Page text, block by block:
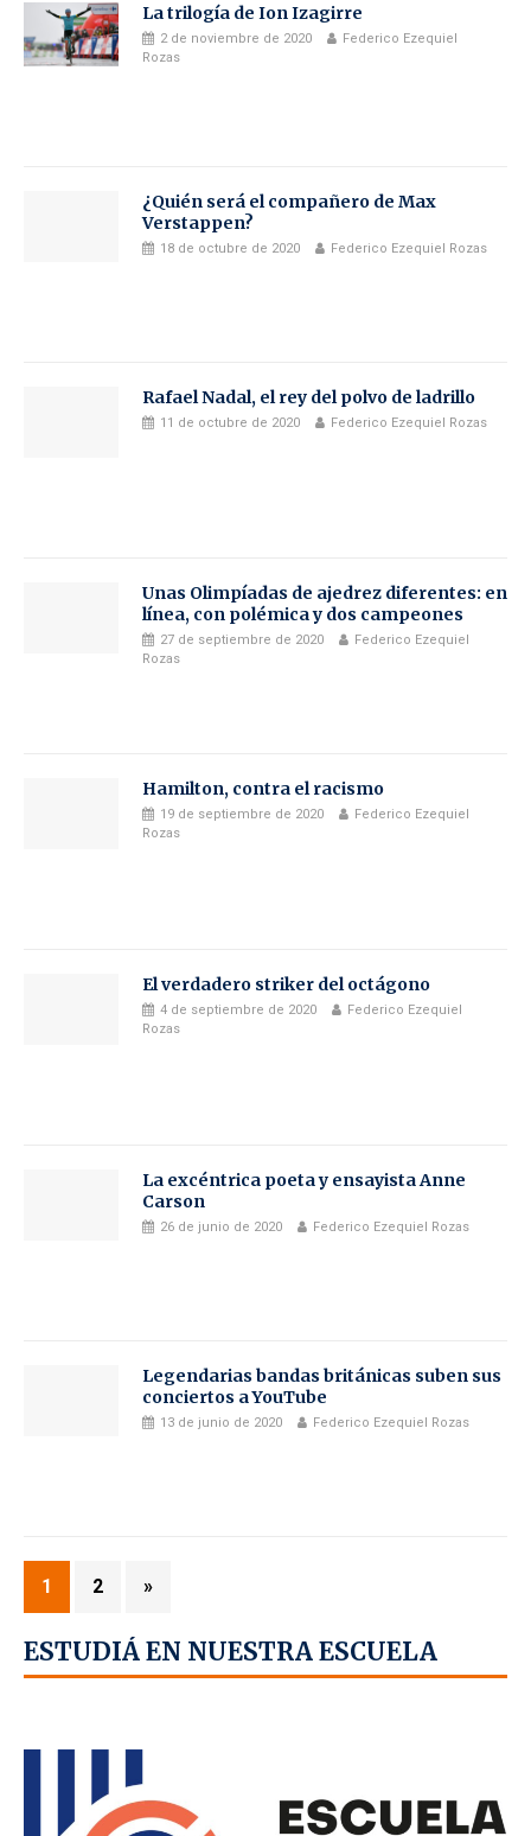
La trilogía de Ion Izagirre
2 de noviembre de 2020
Federico Ezequiel
Rozas
¿Quién será el compañero de Max
Verstappen?
18 de octubre de 2020 Federico Ezequiel Rozas
Rafael Nadal, el rey del polvo de ladrillo
11 de octubre de 2020 Federico Ezequiel Rozas
Unas Olimpíadas de ajedrez diferentes: en
línea, con polémica y dos campeones
27 de septiembre de 2020
Federico Ezequiel
Rozas
Hamilton, contra el racismo
19 de septiembre de 2020
Federico Ezequiel
Rozas
El verdadero striker del octágono
4 de septiembre de 2020
Federico Ezequiel
Rozas
La excéntrica poeta y ensayista Anne
Carson
26 de junio de 2020 Federico Ezequiel Rozas
Legendarias bandas británicas suben sus
conciertos a YouTube
13 de junio de 2020 Federico Ezequiel Rozas
1 2 »
ESTUDIÁ EN NUESTRA ESCUELA